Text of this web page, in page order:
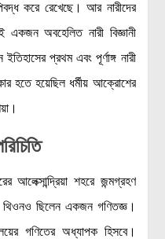
করে রেখেছে। আর নারীদের
অবহেলিত নারী বিজ্ঞানী
প্রথম এবং পূর্ণাঙ্গ নারী
হতে হয়েছিল ধর্মীয় আক্রোশের
আলেক্সান্দ্রিয়া শহরে জন্মগ্রহণ
থিওনও ছিলেন একজন গণিতজ্ঞ।
গণিতের অধ্যাপক হিসবে।